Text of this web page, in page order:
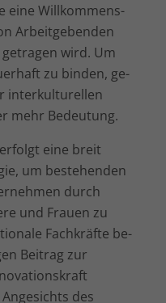
eine Willkommens-
Arbeitgebenden
wird. Um
zu binden, ge­
interkulturellen
mehr Bedeutung.
eine breit
um bestehenden
durch
und Frauen zu
Fachkräfte be­
Beitrag zur
des